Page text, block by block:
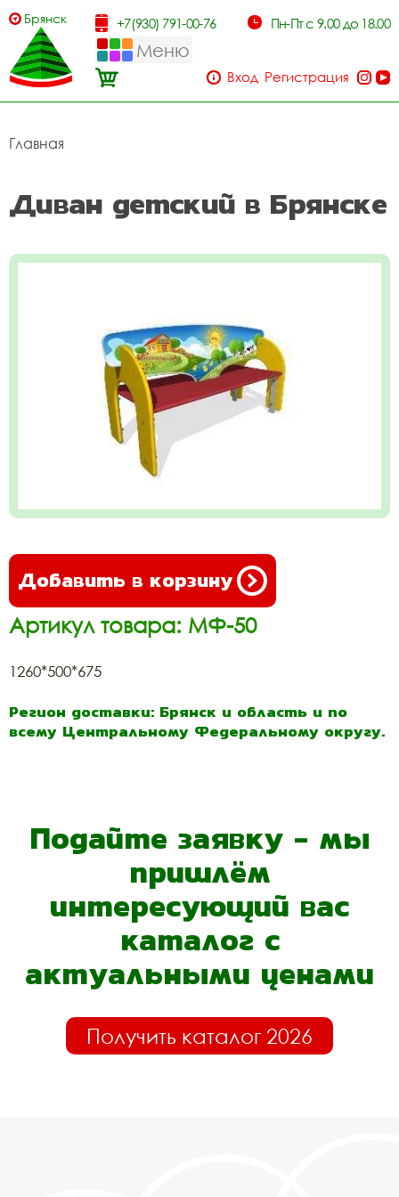
Брянск +7(930) 791-00-76 Пн-Пт с 9.00 до 18.00
Меню
Вход Регистрация
Главная
Диван детский в Брянске
Добавить в корзину
Артикул товара: МФ-50
1260*500*675
Регион доставки: Брянск и область и по
всему Центральному Федеральному округу.
Подайте заявку - мы
пришлём
интересующий вас
каталог с
актуальными ценами
Получить каталог 2026